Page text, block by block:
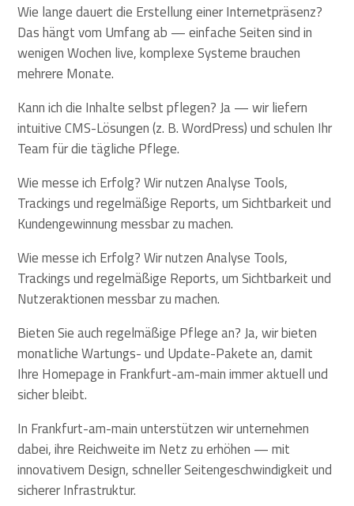
Wie lange dauert die Erstellung einer Internetpräsenz?
Das hängt vom Umfang ab — einfache Seiten sind in
wenigen Wochen live, komplexe Systeme brauchen
mehrere Monate.
Kann ich die Inhalte selbst pflegen? Ja — wir liefern
intuitive CMS-Lösungen (z. B. WordPress) und schulen Ihr
Team für die tägliche Pflege.
Wie messe ich Erfolg? Wir nutzen Analyse Tools,
Trackings und regelmäßige Reports, um Sichtbarkeit und
Kundengewinnung messbar zu machen.
Wie messe ich Erfolg? Wir nutzen Analyse Tools,
Trackings und regelmäßige Reports, um Sichtbarkeit und
Nutzeraktionen messbar zu machen.
Bieten Sie auch regelmäßige Pflege an? Ja, wir bieten
monatliche Wartungs- und Update-Pakete an, damit
Ihre Homepage in Frankfurt-am-main immer aktuell und
sicher bleibt.
In Frankfurt-am-main unterstützen wir unternehmen
dabei, ihre Reichweite im Netz zu erhöhen — mit
innovativem Design, schneller Seitengeschwindigkeit und
sicherer Infrastruktur.